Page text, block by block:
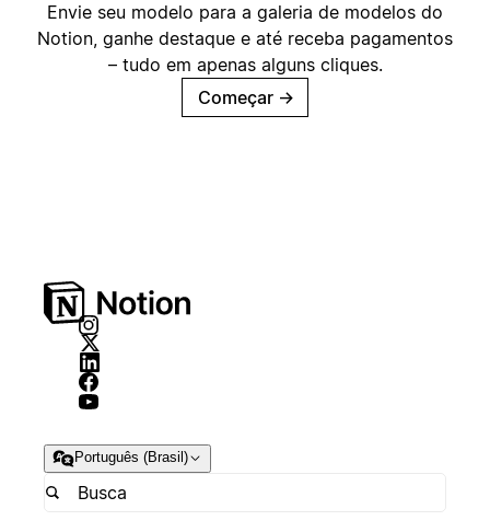
Envie seu modelo para a galeria de modelos do
Notion, ganhe destaque e até receba pagamentos
– tudo em apenas alguns cliques.
Começar →
Português (Brasil)